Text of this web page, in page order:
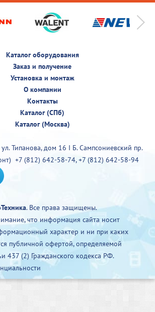
Каталог оборудования
Заказ и получение
Установка и монтаж
О компании
Контакты
Каталог (СПб)
Каталог (Москва)
ул. Типанова, дом 16 I Б. Сампсониевский пр.
+7 (812) 642-58-74,+7 (812) 642-58-94
. Все права защищены.
что информация сайта носит
характер и ни при каких
публичной офертой, определяемой
437 (2) Гражданского кодекса РФ.